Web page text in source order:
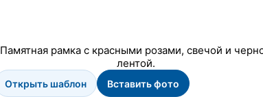
Памятная рамка с красными розами, свечой и
лентой.
Открыть шаблон Вставить фото